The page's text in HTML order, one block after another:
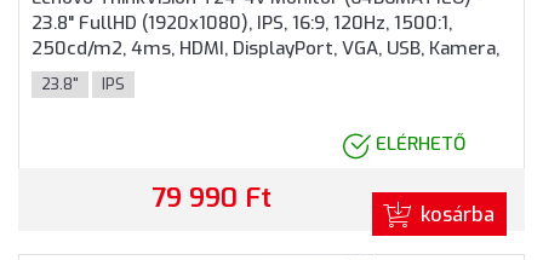
23.8" FullHD (1920x1080), IPS, 16:9, 120Hz, 1500:1,
250cd/m2, 4ms, HDMI, DisplayPort, VGA, USB, Kamera,
3 év garancia, Fekete színben
23.8" IPS
ELÉRHETŐ
79 990 Ft kosárba